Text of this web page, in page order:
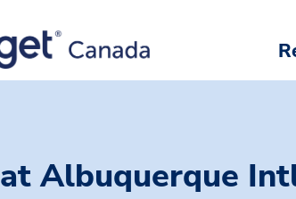
at Albuquerque